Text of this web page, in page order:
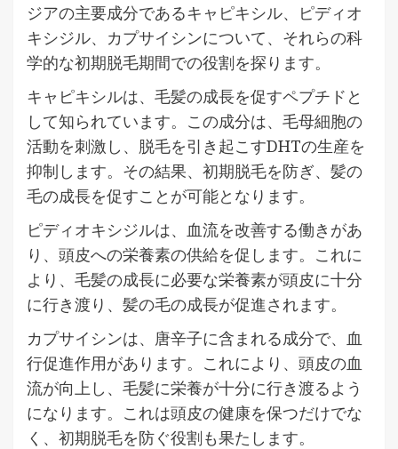
ジアの主要成分であるキャピキシル、ピディオ
キシジル、カプサイシンについて、それらの科
学的な初期脱毛期間での役割を探ります。
キャピキシルは、毛髪の成長を促すペプチドと
して知られています。この成分は、毛母細胞の
活動を刺激し、脱毛を引き起こすDHTの生産を
抑制します。その結果、初期脱毛を防ぎ、髪の
毛の成長を促すことが可能となります。
ピディオキシジルは、血流を改善する働きがあ
り、頭皮への栄養素の供給を促します。これに
より、毛髪の成長に必要な栄養素が頭皮に十分
に行き渡り、髪の毛の成長が促進されます。
カプサイシンは、唐辛子に含まれる成分で、血
行促進作用があります。これにより、頭皮の血
流が向上し、毛髪に栄養が十分に行き渡るよう
になります。これは頭皮の健康を保つだけでな
く、初期脱毛を防ぐ役割も果たします。